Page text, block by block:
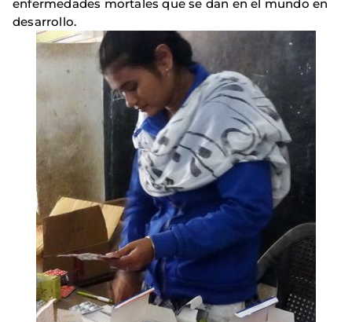
enfermedades mortales que se dan en el mundo en
desarrollo.